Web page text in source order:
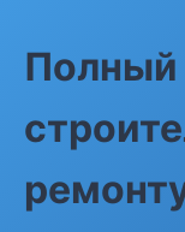
Полный